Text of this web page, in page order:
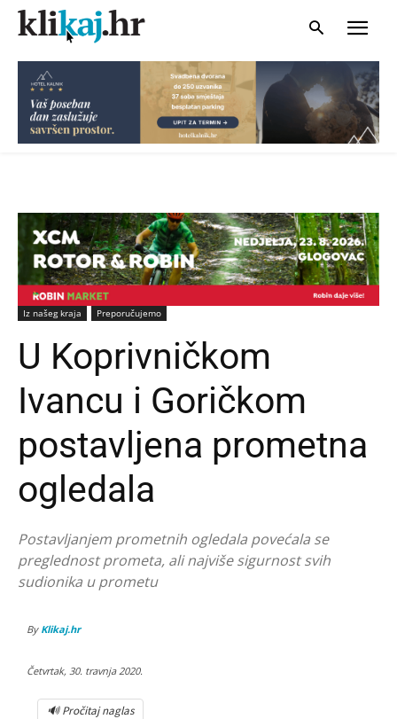
Iz našeg kraja Preporučujemo
U Koprivničkom
Ivancu i Goričkom
postavljena prometna
ogledala
Postavljanjem prometnih ogledala povećala se
preglednost prometa, ali najviše sigurnost svih
sudionika u prometu
By Klikaj.hr
Četvrtak, 30. travnja 2020.
🔊 Pročitaj naglas